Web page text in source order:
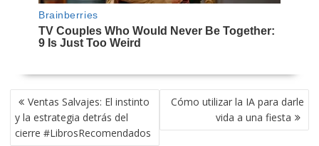
NAVEGACIÓN
DE
ENTRADAS
Ventas Salvajes: El instinto
y la estrategia detrás del
cierre #LibrosRecomendados
Cómo utilizar la IA para darle
vida a una fiesta